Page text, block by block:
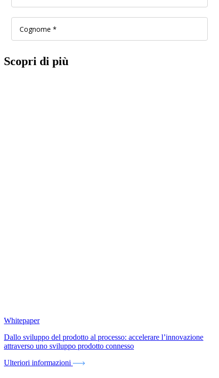
Scopri di più
Whitepaper
Dallo sviluppo del prodotto al processo: accelerare l’innovazione
attraverso uno sviluppo prodotto connesso
Ulteriori informazioni